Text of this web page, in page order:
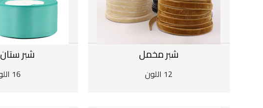
شبر مخمل
12 اللون
شبر ستان 4سم
16 اللون